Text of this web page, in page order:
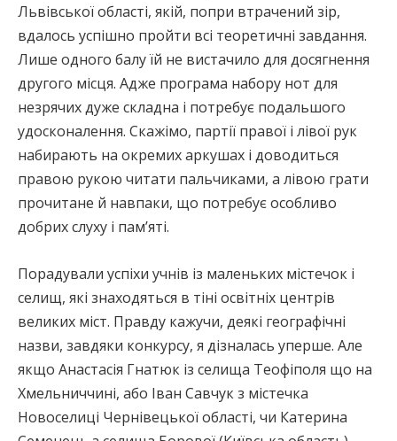
Львівської області, якій, попри втрачений зір,
вдалось успішно пройти всі теоретичні завдання.
Лише одного балу їй не вистачило для досягнення
другого місця. Адже програма набору нот для
незрячих дуже складна і потребує подальшого
удосконалення. Скажімо, партії правої і лівої рук
набирають на окремих аркушах і доводиться
правою рукою читати пальчиками, а лівою грати
прочитане й навпаки, що потребує особливо
добрих слуху і пам’яті.
Порадували успіхи учнів із маленьких містечок і
селищ, які знаходяться в тіні освітніх центрів
великих міст. Правду кажучи, деякі географічні
назви, завдяки конкурсу, я дізналась уперше. Але
якщо Анастасія Гнатюк із селища Теофіполя що на
Хмельниччині, або Іван Савчук з містечка
Новоселиці Чернівецької області, чи Катерина